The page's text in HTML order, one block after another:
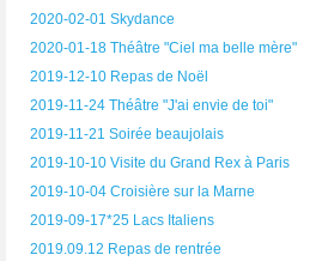
2020-02-01 Skydance
2020-01-18 Théâtre "Ciel ma belle mère"
2019-12-10 Repas de Noël
2019-11-24 Théâtre "J'ai envie de toi"
2019-11-21 Soirée beaujolais
2019-10-10 Visite du Grand Rex à Paris
2019-10-04 Croisière sur la Marne
2019-09-17*25 Lacs Italiens
2019.09.12 Repas de rentrée